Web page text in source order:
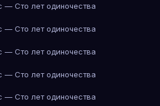
— Сто лет одиночества
— Сто лет одиночества
— Сто лет одиночества
— Сто лет одиночества
— Сто лет одиночества